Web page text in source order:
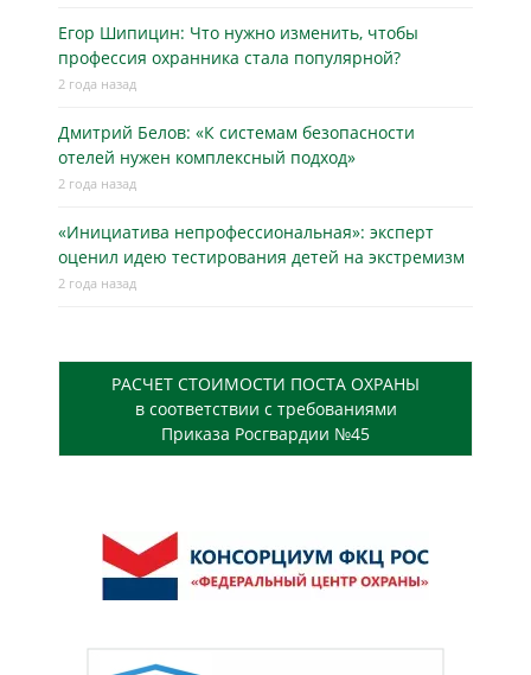
Егор Шипицин: Что нужно изменить, чтобы
профессия охранника стала популярной?
2 года назад
Дмитрий Белов: «К системам безопасности
отелей нужен комплексный подход»
2 года назад
«Инициатива непрофессиональная»: эксперт
оценил идею тестирования детей на экстремизм
2 года назад
РАСЧЕТ СТОИМОСТИ ПОСТА ОХРАНЫ
в соответствии с требованиями
Приказа Росгвардии №45